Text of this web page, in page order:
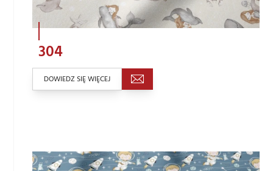
304
DOWIEDZ SIĘ WIĘCEJ